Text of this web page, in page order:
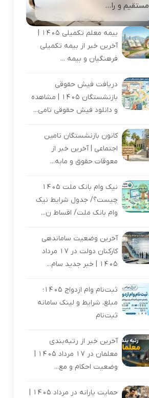
مستقیم و را...
بیمه معلم تکمیلی ۱۴۰۵ |
آخرین خبر از بیمه تکمیلی
فرهنگیان و بیمه ...
دریافت فیش حقوقی
بازنشستگان ۱۴۰۵ | مشاهده
و دانلود فیش حقوقی تامی...
کانون بازنشستگان تامین
اجتماعی | آخرین خبر از
معوقات حقوق و مابه‌...
نیک وام بانک ملت ۱۴۰۵
چیست؟/ جدول شرایط نیک
وام بانک ملت/ اقساط ن...
آخرین وضعیت ساماندهی
کارکنان دولت در 17 مرداد
1405 | خبر جدید سام...
ثبت‌نام وام ازدواج ۱۴۰۵؛
مبلغ، شرایط و لینک سامانه
ثبت‌نام
آخرین خبر از رتبه‌بندی
معلمان در ۱۷ مرداد ۱۴۰۵ |
وضعیت احکام و مع...
حمایت یارانه در مرداد ۱۴۰۵ |